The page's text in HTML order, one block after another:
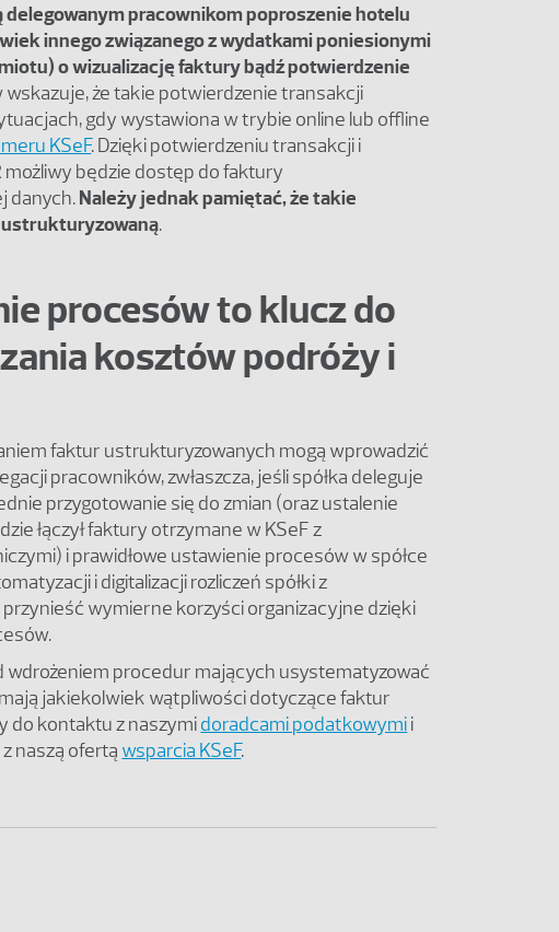
pracownikom poproszeniehotelu
innego związanego z wydatkami poniesionymi
o wizualizację faktury bądź potwierdzenie
wskazuje, że takie potwierdzenie transakcji
gdy wystawiona w trybie online lub offline
KSeF. Dzięki potwierdzeniu transakcji i
możliwy będzie dostęp do faktury
danych.Należy jednak pamiętać, że takie
.
procesów to klucz do
kosztów podróży i
faktur ustrukturyzowanych mogą wprowadzić
pracowników, zwłaszcza, jeśli spółka deleguje
przygotowanie się do zmian (oraz ustalenie
łączył faktury otrzymane w KSeF z
i prawidłowe ustawienie procesów w spółce
i digitalizacji rozliczeń spółki z
wymierne korzyści organizacyjne dzięki
wdrożeniem procedur mających usystematyzować
jakiekolwiek wątpliwości dotyczące faktur
do kontaktu z naszymidoradcami podatkowymii
naszą ofertą wsparcia KSeF.